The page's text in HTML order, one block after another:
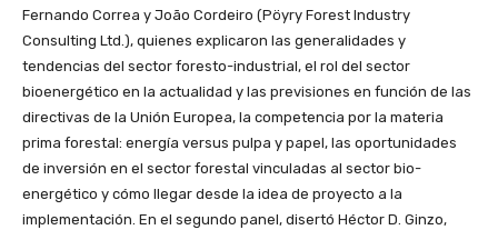
Fernando Correa y João Cordeiro (Pöyry Forest Industry
Consulting Ltd.), quienes explicaron las generalidades y
tendencias del sector foresto-industrial, el rol del sector
bioenergético en la actualidad y las previsiones en función de las
directivas de la Unión Europea, la competencia por la materia
prima forestal: energía versus pulpa y papel, las oportunidades
de inversión en el sector forestal vinculadas al sector bio-
energético y cómo llegar desde la idea de proyecto a la
implementación. En el segundo panel, disertó Héctor D. Ginzo,